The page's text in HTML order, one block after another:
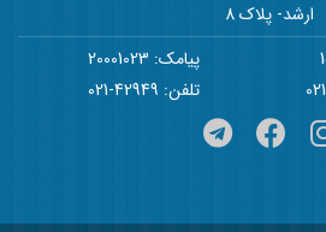
ارشد- پلاک 8
پیامک: 20001023
تلفن: 42949-021